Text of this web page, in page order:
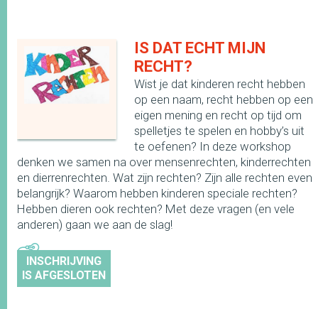
IS DAT ECHT MIJN
RECHT?
Wist je dat kinderen recht hebben
op een naam, recht hebben op een
eigen mening en recht op tijd om
spelletjes te spelen en hobby’s uit
te oefenen? In deze workshop
denken we samen na over mensenrechten, kinderrechten
en dierrenrechten. Wat zijn rechten? Zijn alle rechten even
belangrijk? Waarom hebben kinderen speciale rechten?
Hebben dieren ook rechten? Met deze vragen (en vele
anderen) gaan we aan de slag!
INSCHRIJVING
IS AFGESLOTEN